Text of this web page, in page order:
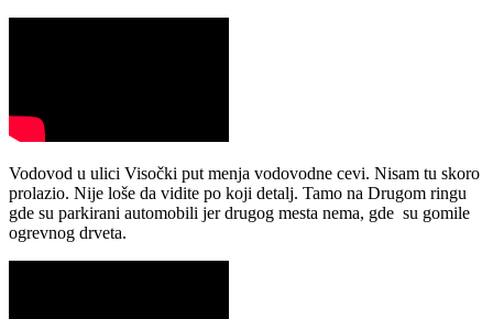
Vodovod u ulici Visočki put menja vodovodne cevi. Nisam tu skoro
prolazio. Nije loše da vidite po koji detalj. Tamo na Drugom ringu
gde su parkirani automobili jer drugog mesta nema, gde su gomile
ogrevnog drveta.